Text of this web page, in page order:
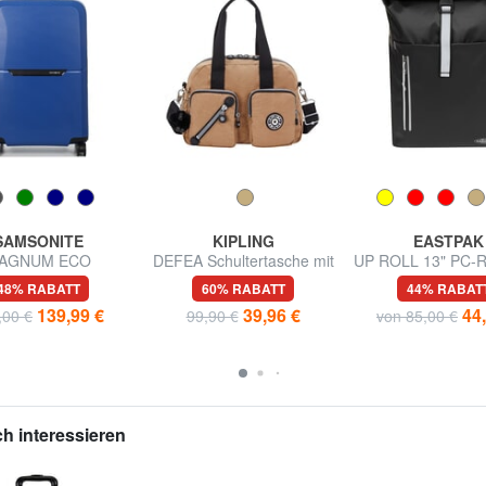
ECO
Trolley
RABATT
€ 139,99 €
KIPLING
DEFEA Schultertasche mit
Schultergurt
60% RABATT
99,90 € 39,96 €
EASTPAK
UP ROLL 13" PC-
44%
von 85,00 €
interessieren